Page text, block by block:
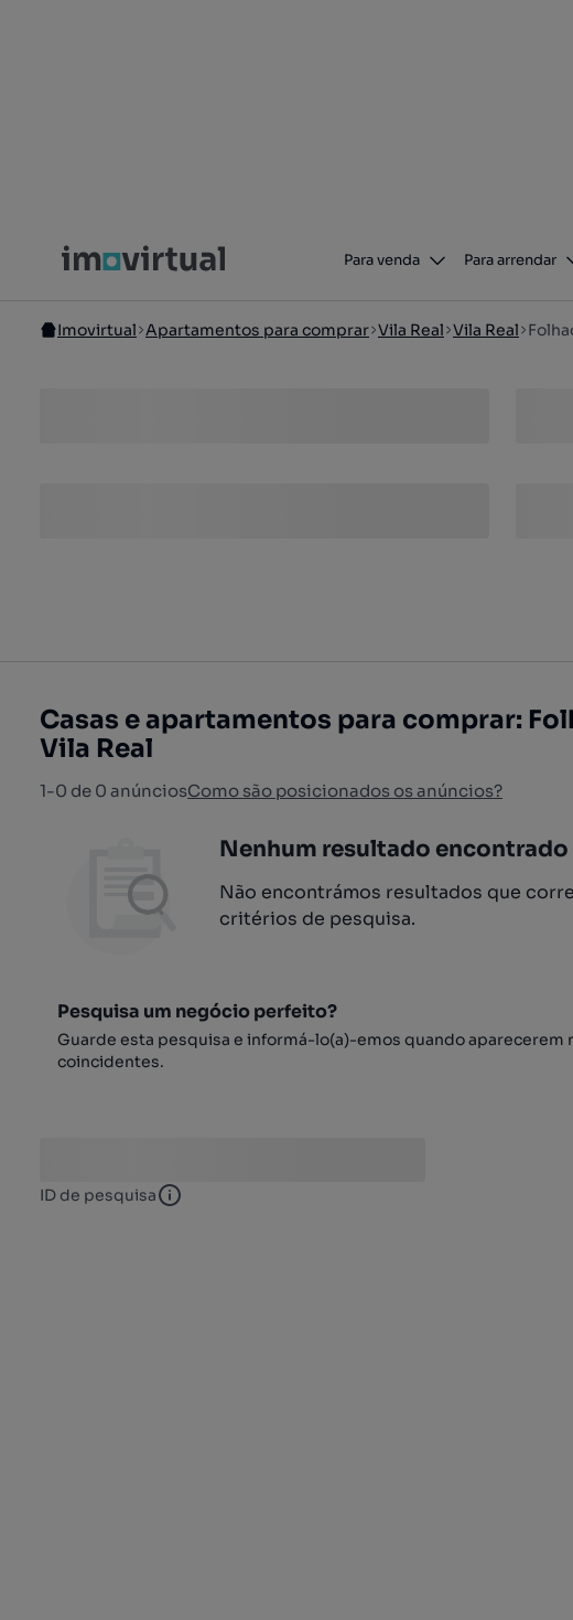
Para venda Para arrendar
Imovirtual Apartamentos para comprar Vila Real Vila Real
Casas e apartamentos para comprar:
Vila Real
1-0 de 0 anúnciosComo são posicionados os anúncios?
Nenhum resultado encontrado
Não encontrámos resultados que
critérios de pesquisa.
Pesquisa um negócio perfeito?
Guarde esta pesquisa e informá-lo(a)-emos quando aparecerem
coincidentes.
ID de pesquisa ID de pesquisa